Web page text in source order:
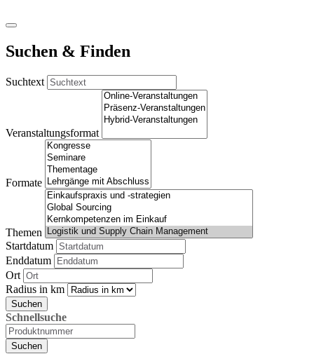
Suchen & Finden
Suchtext
Veranstaltungsformat
Formate
Themen
Startdatum
Enddatum
Ort
Radius in km
Suchen
Schnellsuche
Suchen